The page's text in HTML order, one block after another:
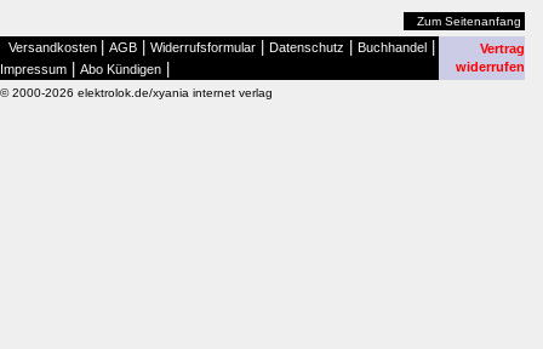
Zum Seitenanfang
Versandkosten AGB Widerrufsformular Datenschutz Buchhandel
Impressum Abo Kündigen
Vertrag
widerrufen
© 2000-2026 elektrolok.de/xyania internet verlag